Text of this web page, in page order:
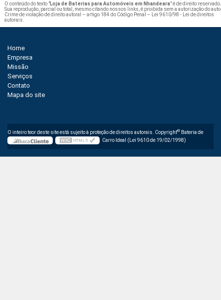
O conteúdo do texto "Loja de Baterias para Automóveis em Nhandeara" é de direito reservado.
Sua reprodução, parcial ou total, mesmo citando nossos links, é proibida sem a autorização do
Crime de violação de direito autoral – artigo 184 do Código Penal –
Lei 9610/98 - Lei de direitos
autorais
Home
Empresa
Missão
Serviços
Contato
Mapa do site
O inteiro teor deste site está sujeito à proteção de direitos autorais. Copyright© Bateria de
Carro Ideal (Lei 9610 de 19/02/1998)